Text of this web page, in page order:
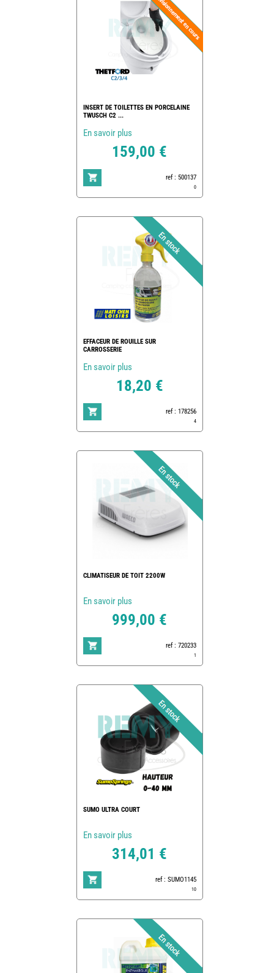
INSERT DE TOILETTES EN PORCELAINE
TWUSCH C2 ...
En savoir plus
159,00 €
ref : 500137
0
EFFACEUR DE ROUILLE SUR
CARROSSERIE
En savoir plus
18,20 €
ref : 178256
4
CLIMATISEUR DE TOIT 2200W
En savoir plus
999,00 €
ref : 720233
1
SUMO ULTRA COURT
En savoir plus
314,01 €
ref : SUMO1145
10